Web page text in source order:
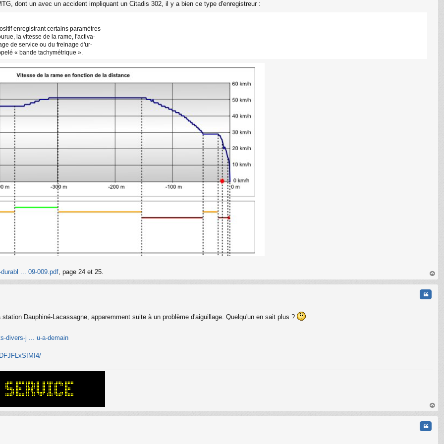
dont un avec un accident impliquant un Citadis 302, il y a bien ce type d'enregistreur :
enregistrant certains paramètres
la vitesse de la rame, l'activa-
de service ou du freinage d'ur-
« bande tachymétrique ».
... 09-009.pdf , page 24 et 25.
au
Dauphiné-Lacassagne, apparemment suite à un problème d'aiguillage. Quelqu'un en sait plus ?
divers-j ... u-a-demain
au